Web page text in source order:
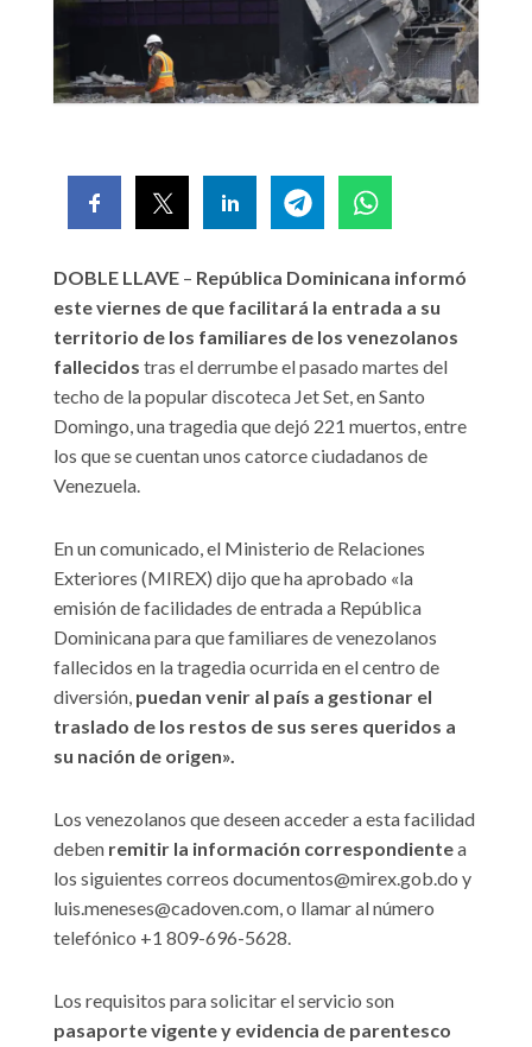
DOBLE LLAVE – República Dominicana informó
este viernes de que facilitará la entrada a su
territorio de los familiares de los venezolanos
fallecidos tras el derrumbe el pasado martes del
techo de la popular discoteca Jet Set, en Santo
Domingo, una tragedia que dejó 221 muertos, entre
los que se cuentan unos catorce ciudadanos de
Venezuela.
En un comunicado, el Ministerio de Relaciones
Exteriores (MIREX) dijo que ha aprobado «la
emisión de facilidades de entrada a República
Dominicana para que familiares de venezolanos
fallecidos en la tragedia ocurrida en el centro de
diversión, puedan venir al país a gestionar el
traslado de los restos de sus seres queridos a
su nación de origen».
Los venezolanos que deseen acceder a esta facilidad
deben remitir la información correspondientea
los siguientes correos documentos@mirex.gob.do y
luis.meneses@cadoven.com, o llamar al número
telefónico +1 809-696-5628.
Los requisitos para solicitar el servicio son
pasaporte vigente y evidencia de parentesco